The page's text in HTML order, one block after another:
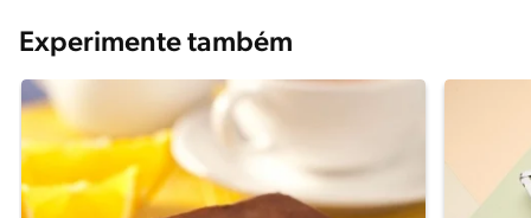
Experimente também